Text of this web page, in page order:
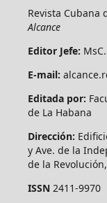
Revista Cubana
Alcance
Editor Jefe:
E-mail:
Editada por:
de La Habana
Dirección:
y Ave. de la
de la
ISSN2411-